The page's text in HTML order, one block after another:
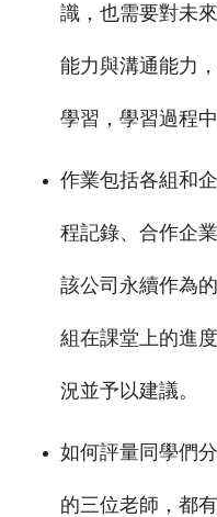
識，也需要對未
能力與溝通能力
學習，學習過程
作業包括各組和
程記錄、合作企
該公司永續作為
組在課堂上的進
況並予以建議。
如何評量同學們
的三位老師，都